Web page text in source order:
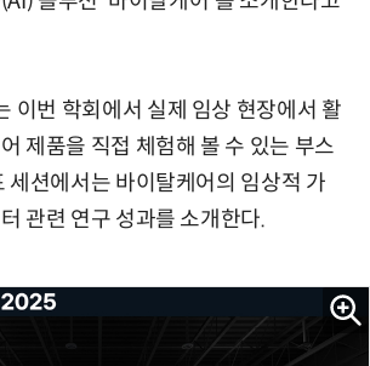
이번 학회에서 실제 임상 현장에서 활
제품을 직접 체험해 볼 수 있는 부스
세션에서는 바이탈케어의 임상적 가
관련 연구 성과를 소개한다.